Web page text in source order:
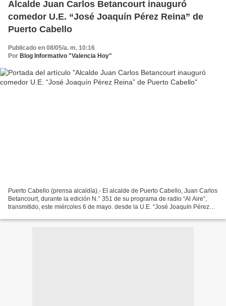
Alcalde Juan Carlos Betancourt inauguró
comedor U.E. “José Joaquín Pérez Reina” de
Puerto Cabello
Publicado en 08/05/a. m. 10:16
Por Blog Informativo "Valencia Hoy"
Puerto Cabello (prensa alcaldía).- El alcalde de Puerto Cabello, Juan Carlos
Betancourt, durante la edición N.° 351 de su programa de radio “Al Aire”,
transmitido, este miércoles 6 de mayo. desde la U.E. “José Joaquín Pérez